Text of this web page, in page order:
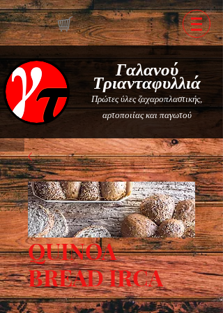
Γαλανού
Τριανταφυλλιά
Πρώτες ύλες ζαχαροπλαστικής,
αρτοποιίας και παγωτού
QUINOA
BREAD IRCA